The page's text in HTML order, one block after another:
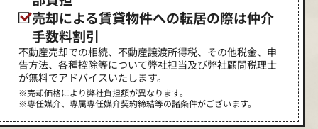
売却による賃貸物件への転居の際は仲介
手数料割引
不動産売却での相続、不動産譲渡所得税、その他税金、申
告方法、各種控除等について弊社担当及び弊社顧問税理士
が無料でアドバイスいたします。
※売却価格により弊社負担額が異なります。
※専任媒介、専属専任媒介契約締結等の諸条件がございます。